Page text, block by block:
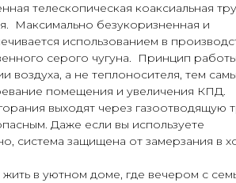
телескопическая коаксиальная
Максимально безукоризненная и
использованием в
серого чугуна. Принцип работы
воздуха, а не теплоносителя, тем
помещения и увеличения КПД.
выходят через газоотводящую
Даже если вы используете
система защищена от замерзания в
в уютном доме, где вечером с